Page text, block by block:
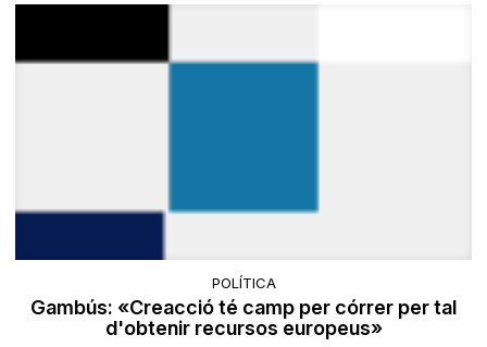
POLÍTICA
Gambús: «Creacció té camp per córrer per tal
d'obtenir recursos europeus»